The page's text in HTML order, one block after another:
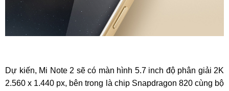
Dự kiến, Mi Note 2 sẽ có màn hình 5.7 inch độ phân giải 2K
2.560 x 1.440 px, bên trong là chip Snapdragon 820 cùng bộ